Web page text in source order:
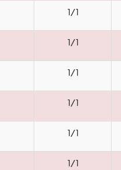
1/1
1/1
1/1
1/1
1/1
1/1